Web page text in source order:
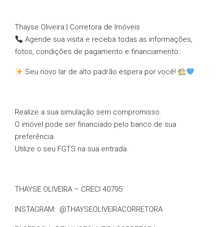
Thayse Oliveira | Corretora de Imóveis
Agende sua visita e receba todas as informações,
fotos, condições de pagamento e financiamento.
Seu novo lar de alto padrão espera por você!
Realize a sua simulação sem compromisso.
O imóvel pode ser financiado pelo banco de sua
preferência.
Utilize o seu FGTS na sua entrada.
THAYSE OLIVEIRA – CRECI 40795
INSTAGRAM: @THAYSEOLIVEIRACORRETORA